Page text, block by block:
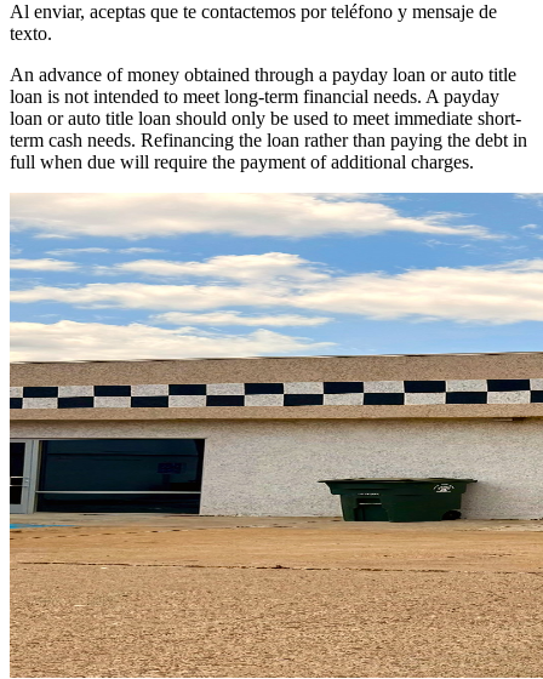
Al enviar, aceptas que te contactemos por teléfono y mensaje de
texto.
An advance of money obtained through a payday loan or auto title
loan is not intended to meet long-term financial needs. A payday
loan or auto title loan should only be used to meet immediate short-
term cash needs. Refinancing the loan rather than paying the debt in
full when due will require the payment of additional charges.